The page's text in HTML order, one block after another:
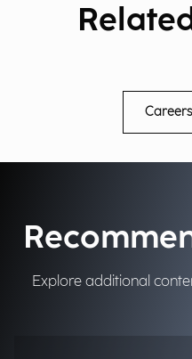
Careers
Explore additional